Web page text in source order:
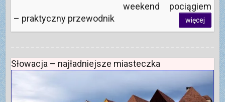
weekend pociągiem
– praktyczny przewodnik
więcej
Słowacja – najładniejsze miasteczka